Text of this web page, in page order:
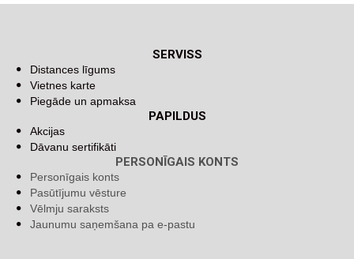
SERVISS
Distances līgums
Vietnes karte
Piegāde un apmaksa
PAPILDUS
Akcijas
Dāvanu sertifikāti
PERSONĪGAIS KONTS
Personīgais konts
Pasūtījumu vēsture
Vēlmju saraksts
Jaunumu saņemšana pa e-pastu